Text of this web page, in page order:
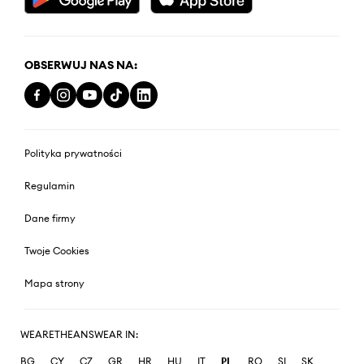
OBSERWUJ NAS NA:
Polityka prywatności
Regulamin
Dane firmy
Twoje Cookies
Mapa strony
WEARETHEANSWEAR IN:
BG CY CZ GR HR HU IT PL RO SI SK